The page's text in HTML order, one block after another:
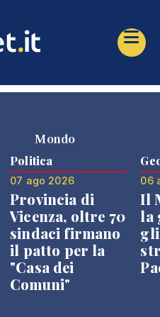
Mondo
Politica
07 ago 2026
Provincia di
Vicenza, oltre 70
sindaci firmano
il patto per la
"Casa dei
Comuni"
06
Il
la